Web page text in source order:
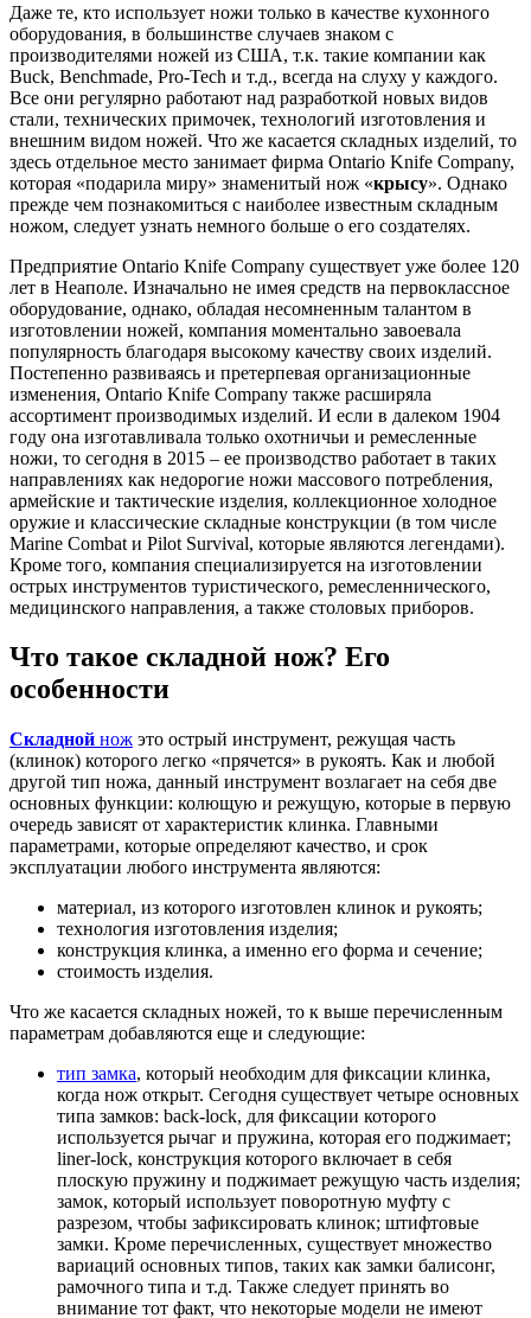
Даже те, кто использует ножи только в качестве кухонного
оборудования, в большинстве случаев знаком с
производителями ножей из США, т.к. такие компании как
Buck, Benchmade, Pro-Tech и т.д., всегда на слуху у каждого.
Все они регулярно работают над разработкой новых видов
стали, технических примочек, технологий изготовления и
внешним видом ножей. Что же касается складных изделий, то
здесь отдельное место занимает фирма Ontario Knife Company,
которая «подарила миру» знаменитый нож «крысу». Однако
прежде чем познакомиться с наиболее известным складным
ножом, следует узнать немного больше о его создателях.
Предприятие Ontario Knife Company существует уже более 120
лет в Неаполе. Изначально не имея средств на первоклассное
оборудование, однако, обладая несомненным талантом в
изготовлении ножей, компания моментально завоевала
популярность благодаря высокому качеству своих изделий.
Постепенно развиваясь и претерпевая организационные
изменения, Ontario Knife Company также расширяла
ассортимент производимых изделий. И если в далеком 1904
году она изготавливала только охотничьи и ремесленные
ножи, то сегодня в 2015 – ее производство работает в таких
направлениях как недорогие ножи массового потребления,
армейские и тактические изделия, коллекционное холодное
оружие и классические складные конструкции (в том числе
Marine Combat и Pilot Survival, которые являются легендами).
Кроме того, компания специализируется на изготовлении
острых инструментов туристического, ремесленнического,
медицинского направления, а также столовых приборов.
Что такое складной нож? Его
особенности
Складной нож это острый инструмент, режущая часть
(клинок) которого легко «прячется» в рукоять. Как и любой
другой тип ножа, данный инструмент возлагает на себя две
основных функции: колющую и режущую, которые в первую
очередь зависят от характеристик клинка. Главными
параметрами, которые определяют качество, и срок
эксплуатации любого инструмента являются:
материал, из которого изготовлен клинок и рукоять;
технология изготовления изделия;
конструкция клинка, а именно его форма и сечение;
стоимость изделия.
Что же касается складных ножей, то к выше перечисленным
параметрам добавляются еще и следующие:
тип замка, который необходим для фиксации клинка,
когда нож открыт. Сегодня существует четыре основных
типа замков: back-lock, для фиксации которого
используется рычаг и пружина, которая его поджимает;
liner-lock, конструкция которого включает в себя
плоскую пружину и поджимает режущую часть изделия;
замок, который использует поворотную муфту с
разрезом, чтобы зафиксировать клинок; штифтовые
замки. Кроме перечисленных, существует множество
вариаций основных типов, таких как замки балисонг,
рамочного типа и т.д. Также следует принять во
внимание тот факт, что некоторые модели не имеют